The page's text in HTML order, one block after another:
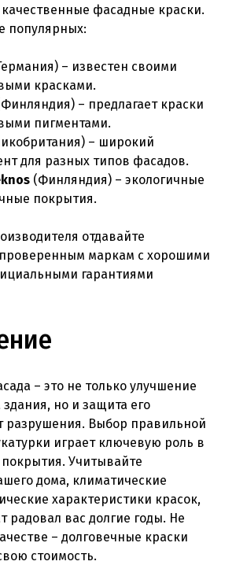
фасадные краски.
популярных:
– известен своими
красками.
– предлагает краски
пигментами.
– широкий
для разных типов фасадов.
(Финляндия) – экологичные
покрытия.
отдавайте
маркам с хорошими
гарантиями
– это не только улучшение
но и защита его
разрушения. Выбор правильной
играет ключевую роль в
Учитывайте
дома, климатические
характеристики красок,
радовал вас долгие годы. Не
– долговечные краски
стоимость.